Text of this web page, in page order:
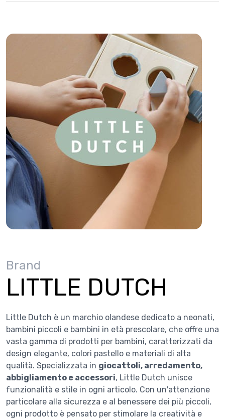
Brand
LITTLE DUTCH
Little Dutch è un marchio olandese dedicato a neonati,
bambini piccoli e bambini in età prescolare, che offre una
vasta gamma di prodotti per bambini, caratterizzati da
design elegante, colori pastello e materiali di alta
qualità. Specializzata in giocattoli, arredamento,
abbigliamento e accessori, Little Dutch unisce
funzionalità e stile in ogni articolo. Con un'attenzione
particolare alla sicurezza e al benessere dei più piccoli,
ogni prodotto è pensato per stimolare la creatività e